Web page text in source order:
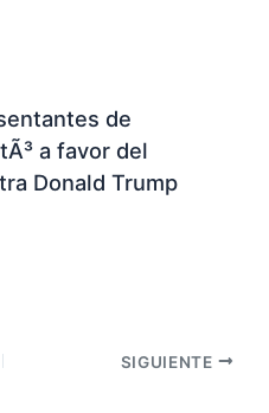
de
a favor del
Donald Trump
SIGUIENTE